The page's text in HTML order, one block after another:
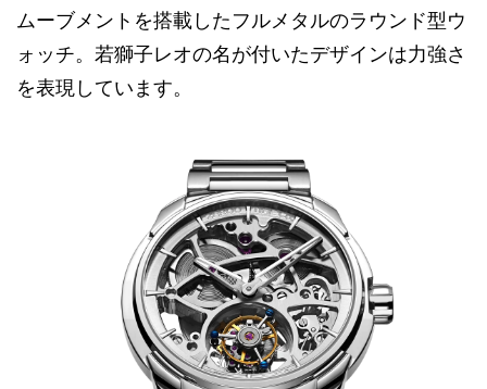
ムーブメントを搭載したフルメタルのラウンド型ウ
ォッチ。若獅子レオの名が付いたデザインは力強さ
を表現しています。